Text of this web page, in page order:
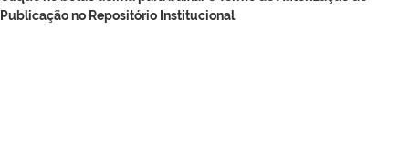
Publicação no Repositório Institucional